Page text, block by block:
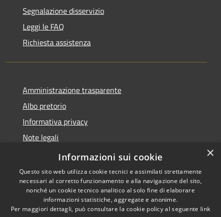
Segnalazione disservizio
Leggi le FAQ
Richiesta assistenza
Amministrazione trasparente
Albo pretorio
Informativa privacy
Note legali
Dichiarazione di accessibilità
Accessibilità
Copyright © 2026 • Comune di
Longarone • Powered by
×
Informazioni sui cookie
Questo sito web utilizza cookie tecnici e assimilati strettamente
necessari al corretto funzionamento e alla navigazione del sito,
nonché un cookie tecnico analitico al solo fine di elaborare
informazioni statistiche, aggregate e anonime.
Per maggiori dettagli, può consultare la cookie policy al seguente link